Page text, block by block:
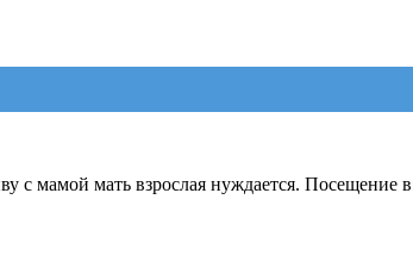
мамой мать взрослая нуждается. Посещение